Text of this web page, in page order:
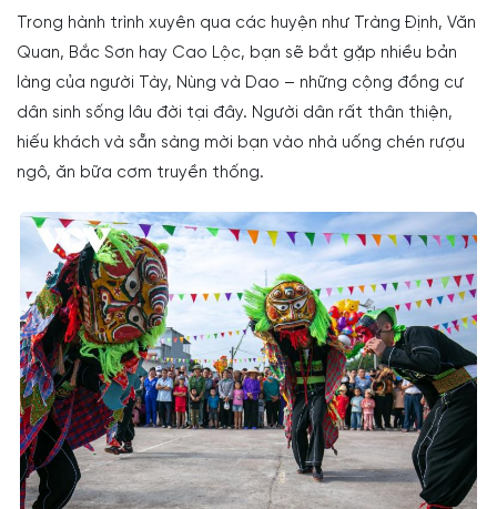
Trong hành trình xuyên qua các huyện như Tràng Định, Văn
Quan, Bắc Sơn hay Cao Lộc, bạn sẽ bắt gặp nhiều bản
làng của người Tày, Nùng và Dao – những cộng đồng cư
dân sinh sống lâu đời tại đây. Người dân rất thân thiện,
hiếu khách và sẵn sàng mời bạn vào nhà uống chén rượu
ngô, ăn bữa cơm truyền thống.